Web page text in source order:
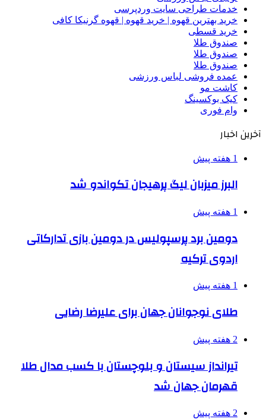
خدمات طراحی سایت وردپرسی
خرید بهترین قهوه | خرید قهوه | قهوه گرنیکا کافی
خرید قسطی
صندوق طلا
صندوق طلا
صندوق طلا
عمده فروشی لباس ورزشی
کاشت مو
کیک بوکسینگ
وام فوری
آخرین اخبار
1 هفته پیش
البرز میزبان لیگ پرهیجان تکواندو شد
1 هفته پیش
دومین برد پرسپولیس در دومین بازی تدارکاتی
اردوی ترکیه
1 هفته پیش
طلای نوجوانان جهان برای علیرضا رضایی
2 هفته پیش
تیرانداز سیستان و بلوچستان با کسب مدال طلا
قهرمان جهان شد
2 هفته پیش